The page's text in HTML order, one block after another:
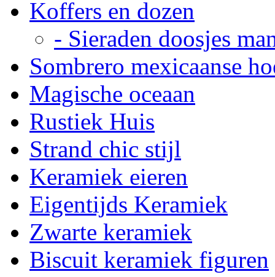
Koffers en dozen
- Sieraden doosjes
Sombrero mexicaanse
Magische oceaan
Rustiek Huis
Strand chic stijl
Keramiek eieren
Eigentijds Keramiek
Zwarte keramiek
Biscuit keramiek figuren